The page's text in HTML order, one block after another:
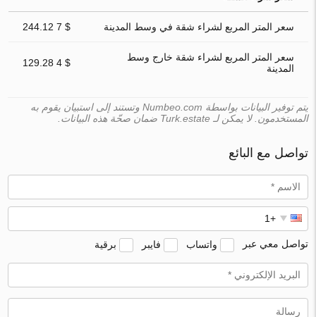
سعر المتر المربع لشراء شقة في وسط المدينة $ 7 244.12
سعر المتر المربع لشراء شقة خارج وسط
المدينة
$ 4 129.28
يتم توفير البيانات بواسطة Numbeo.com وتستند إلى استبيان يقوم به
المستخدمون. لا يمكن لـ Turk.estate ضمان صحّة هذه البيانات.
تواصل مع البائع
تواصل معي عبر واتساب فايبر برقية